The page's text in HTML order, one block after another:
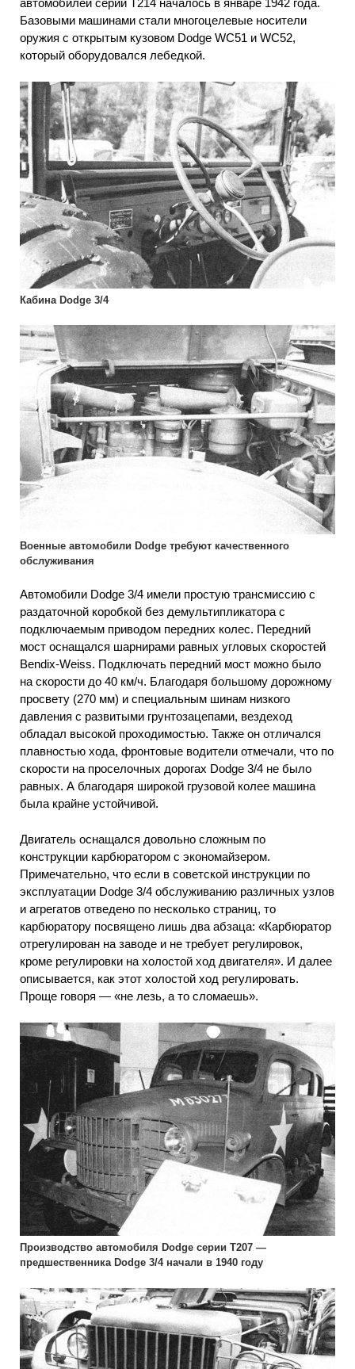
Базовыми машинами стали многоцелевые носители
оружия с открытым кузовом Dodge WC51 и WC52,
который оборудовался лебедкой.
Кабина Dodge 3/4
Военные автомобили Dodge требуют качественного
обслуживания
Автомобили Dodge 3/4 имели простую трансмиссию с
раздаточной коробкой без демультипликатора с
подключаемым приводом передних колес. Передний
мост оснащался шарнирами равных угловых скоростей
Bendix-Weiss. Подключать передний мост можно было
на скорости до 40 км/ч. Благодаря большому дорожному
просвету (270 мм) и специальным шинам низкого
давления с развитыми грунтозацепами, вездеход
обладал высокой проходимостью. Также он отличался
плавностью хода, фронтовые водители отмечали, что по
скорости на проселочных дорогах Dodge 3/4 не было
равных. А благодаря широкой грузовой колее машина
была крайне устойчивой.
Двигатель оснащался довольно сложным по
конструкции карбюратором с экономайзером.
Примечательно, что если в советской инструкции по
эксплуатации Dodge 3/4 обслуживанию различных узлов
и агрегатов отведено по несколько страниц, то
карбюратору посвящено лишь два абзаца: «Карбюратор
отрегулирован на заводе и не требует регулировок,
кроме регулировки на холостой ход двигателя». И далее
описывается, как этот холостой ход регулировать.
Проще говоря — «не лезь, а то сломаешь».
Производство автомобиля Dodge серии Т207 —
предшественника Dodge 3/4 начали в 1940 году